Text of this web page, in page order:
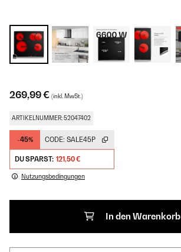
269,99 € (inkl. MwSt.)
ARTIKELNUMMER: 52047402
-45% CODE: SALE45P
DU SPARST: 121,50 €
Nutzungsbedingungen
In den Warenkorb